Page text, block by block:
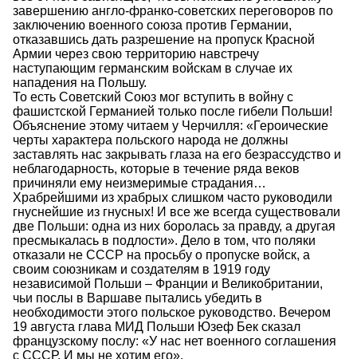
завершению англо-франко-советских переговоров по
заключению военного союза против Германии,
отказавшись дать разрешение на пропуск Красной
Армии через свою территорию навстречу
наступающим германским войскам в случае их
нападения на Польшу.
То есть Советский Союз мог вступить в войну с
фашистской Германией только после гибели Польши!
Объяснение этому читаем у Черчилля: «Героические
черты характера польского народа не должны
заставлять нас закрывать глаза на его безрассудство и
неблагодарность, которые в течение ряда веков
причиняли ему неизмеримые страдания…
Храбрейшими из храбрых слишком часто руководили
гнуснейшие из гнусных! И все же всегда существовали
две Польши: одна из них боролась за правду, а другая
пресмыкалась в подлости». Дело в том, что поляки
отказали не СССР на просьбу о пропуске войск, а
своим союзникам и создателям в 1919 году
независимой Польши – Франции и Великобритании,
чьи послы в Варшаве пытались убедить в
необходимости этого польское руководство. Вечером
19 августа глава МИД Польши Юзеф Бек сказал
французскому послу: «У нас нет военного соглашения
с СССР. И мы не хотим его».